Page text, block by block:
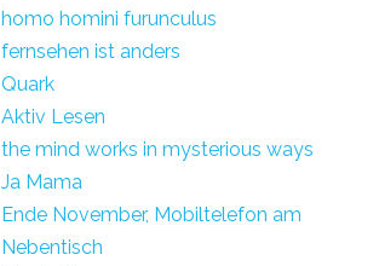
homo homini furunculus
fernsehen ist anders
Quark
Aktiv Lesen
the mind works in mysterious ways
Ja Mama
Ende November, Mobiltelefon am
Nebentisch